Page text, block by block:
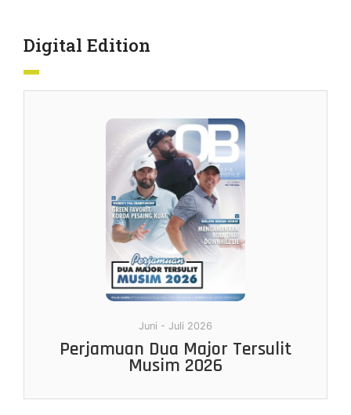
Digital Edition
Juni - Juli 2026
Perjamuan Dua Major Tersulit
Musim 2026